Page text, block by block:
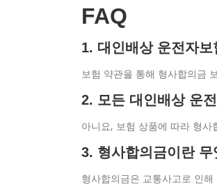
FAQ
1. 대인배상 운전자
보험 약관을 통해 형사합의금
2. 모든 대인배상 운
아니요, 보험 상품에 따라 형
3. 형사합의금이란 무
형사합의금은 교통사고로 인